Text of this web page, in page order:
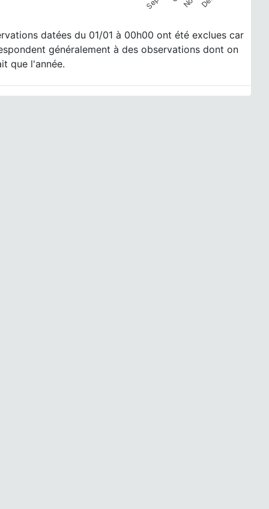
chart.
datées du 01/01 à 00h00 ont été exclues car
généralement à des observations dont on
que l'année.